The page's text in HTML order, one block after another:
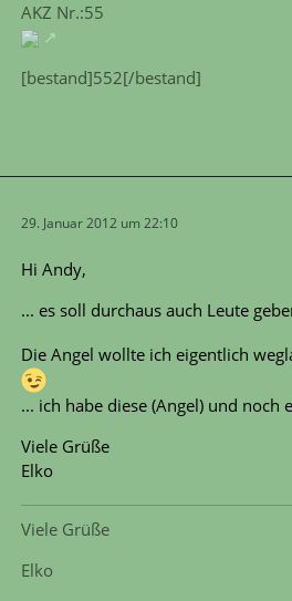
AKZ Nr.:55
[bestand]552[/bestand]
29. Januar 2012 um 22:10
Hi Andy,
... es soll durchaus auch Leute
Die Angel wollte ich eigentlich
... ich habe diese (Angel) und
Viele Grüße
Elko
Viele Grüße
Elko